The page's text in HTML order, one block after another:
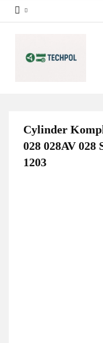
Cylinder
028 028AV 028
1203